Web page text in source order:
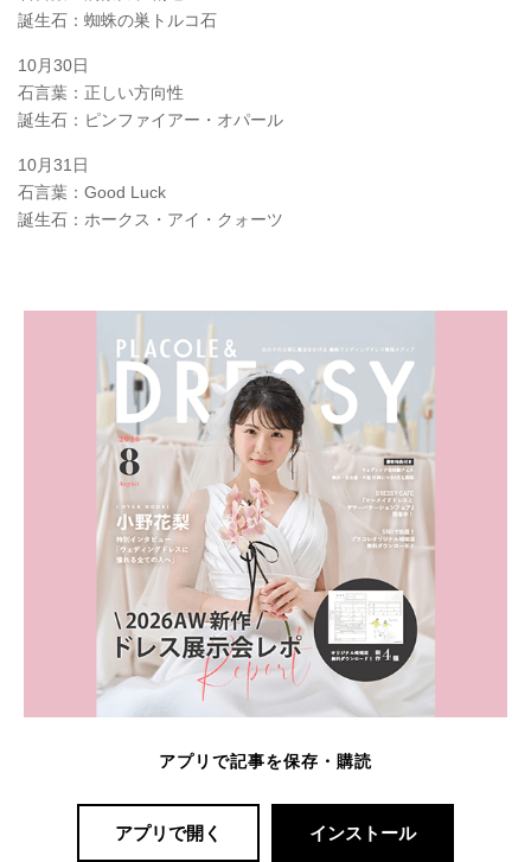
誕生石：蜘蛛の巣トルコ石
10月30日
石言葉：正しい方向性
誕生石：ピンファイアー・オパール
10月31日
石言葉：Good Luck
誕生石：ホークス・アイ・クォーツ
アプリで記事を保存・購読
アプリで開く インストール